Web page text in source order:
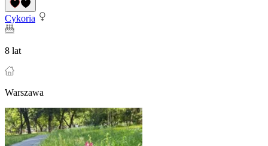
Cykoria
8 lat
Warszawa